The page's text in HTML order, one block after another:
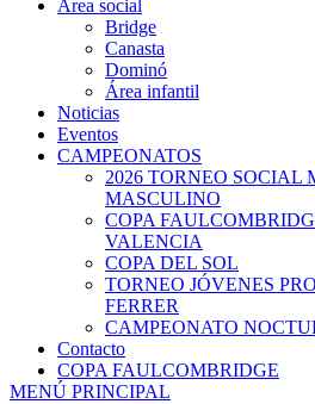
Área social
Bridge
Canasta
Dominó
Área infantil
Noticias
Eventos
CAMPEONATOS
2026 TORNEO SOCIAL
MASCULINO
COPA
VALENCIA
COPA DEL SOL
TORNEO JÓVENES
FERRER
CAMPEONATO
Contacto
COPA FAULCOMBRIDGE
MENÚ PRINCIPAL